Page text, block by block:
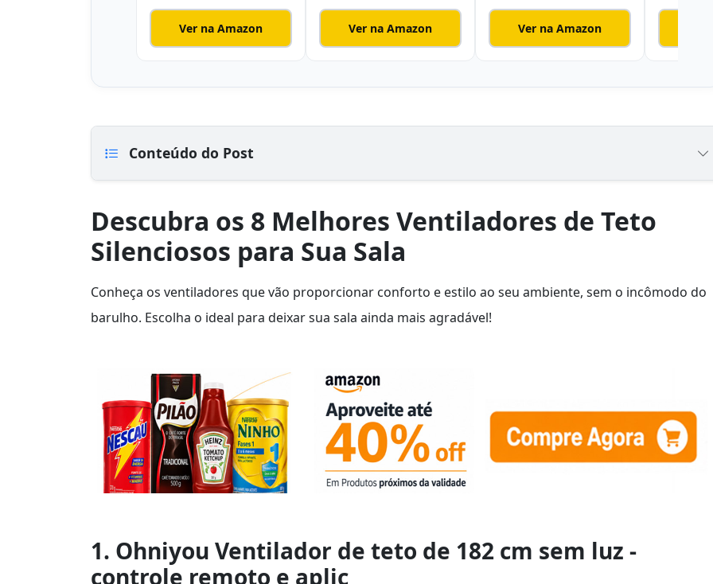
Ver na Amazon Ver na Amazon Ver na Amazon
Conteúdo do Post
Descubra os 8 Melhores Ventiladores de Teto
Silenciosos para Sua Sala
Conheça os ventiladores que vão proporcionar conforto e estilo ao seu ambiente, sem o incômodo do
barulho. Escolha o ideal para deixar sua sala ainda mais agradável!
1. Ohniyou Ventilador de teto de 182 cm sem luz -
controle remoto e aplic